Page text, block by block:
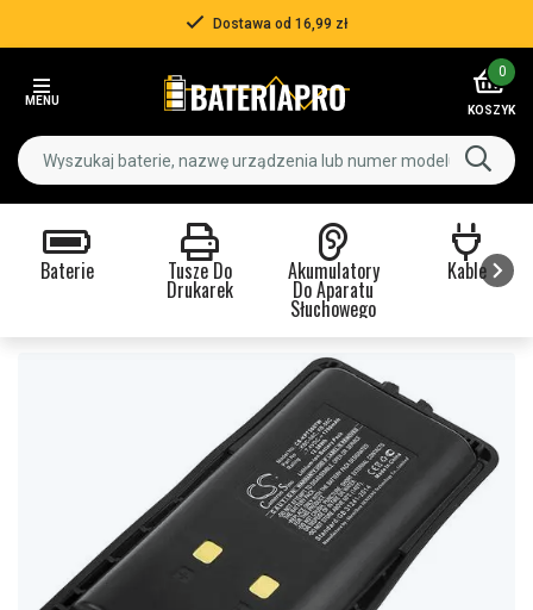
Dostawa od 16,99 zł
MENU
0
KOSZYK
Baterie Tusze Do
Drukarek
Akumulatory
Do Aparatu
Słuchowego
Kable